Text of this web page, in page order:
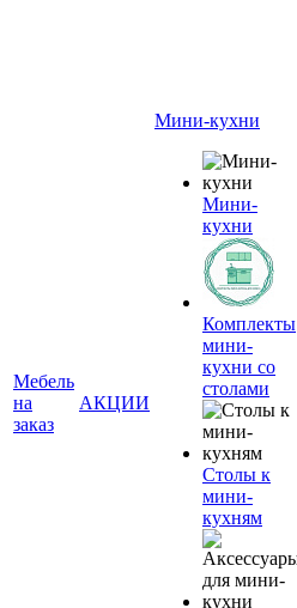
Мебель
на
заказ
АКЦИИ
Мини-кухни
Мини-
кухни
Комплекты
мини-
кухни со
столами
Столы к
мини-
кухням